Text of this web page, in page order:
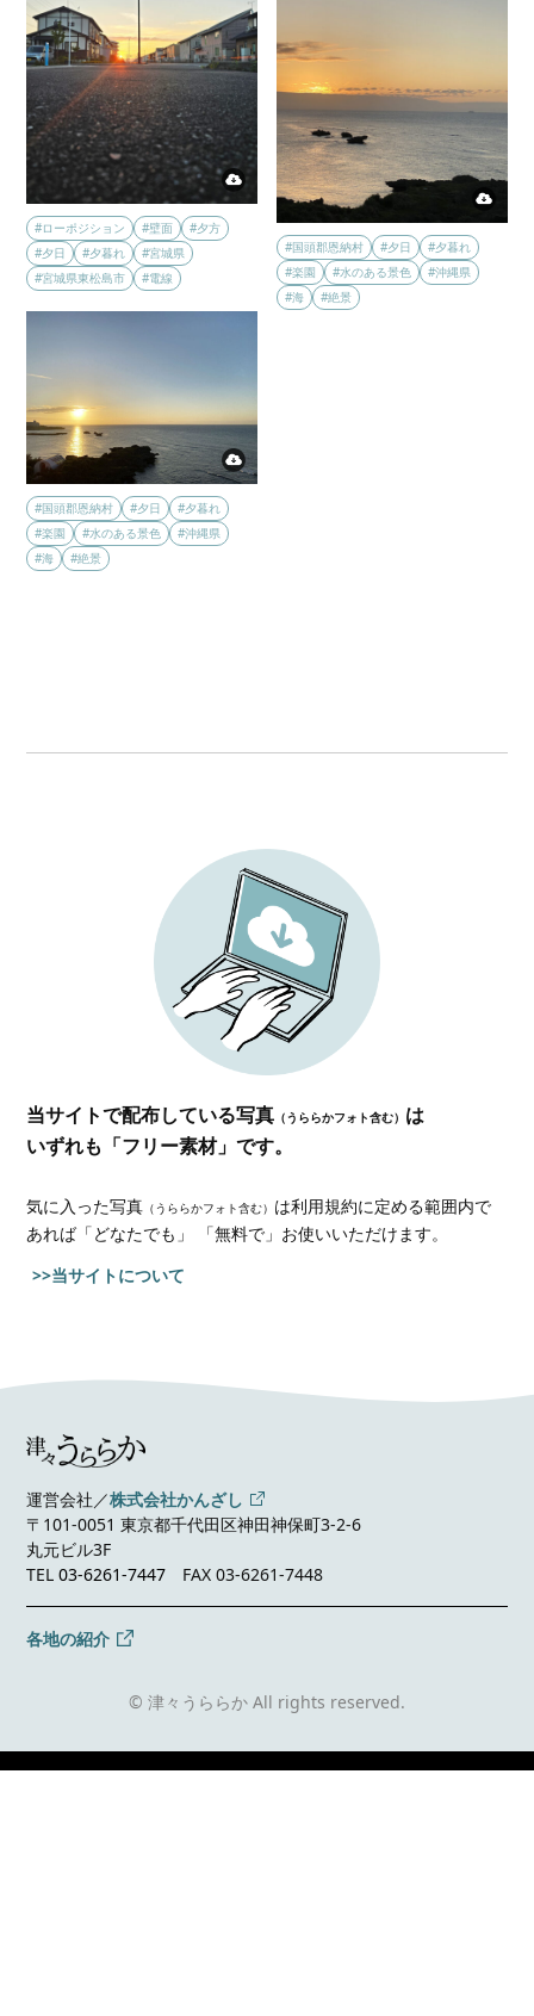
#ローポジション #壁面
#夕方
#夕日
#夕暮れ
#宮城県
#宮城県東松島市
#電線
#国頭郡恩納村 #夕日
#夕暮れ
#楽園
#水のある景色
#沖縄県
#海
#絶景
#国頭郡恩納村 #夕日
#夕暮れ
#楽園
#水のある景色
#沖縄県
#海
#絶景
当サイトで配布している写真 （うららかフォト含む） は
いずれも「フリー素材」です。
気に入った写真 （うららかフォト含む） は利用規約に定める範囲内で
あれば「どなたでも」 「無料で」お使いいただけます。
>>当サイトについて
運営会社／株式会社かんざし
〒101-0051 東京都千代田区神田神保町3-2-6
丸元ビル3F
TEL03-6261-7447 FAX 03-6261-7448
各地の紹介
© 津々うららか All rights reserved.